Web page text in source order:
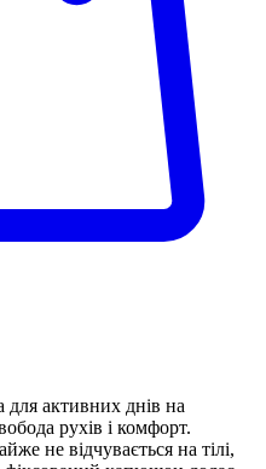
для активних днів на
рухів і комфорт.
не відчувається на тілі,